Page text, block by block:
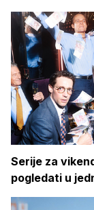
Serije za
pogledati u